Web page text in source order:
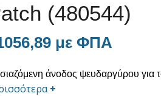
(480544)
με ΦΠΑ
άνοδος ψευδαργύρου για
+